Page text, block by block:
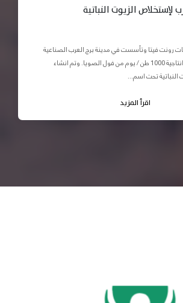
لإستخلاص الزيوت النباتية
رونت فيتا وتأسست في مدينة برج العرب الصناعية
بالاسكندرية بطاقة انتاجية 1000 طن / يوم من فول الصويا. وتم انشاء
النباتية تحت اسم...
اقرأ المزيد